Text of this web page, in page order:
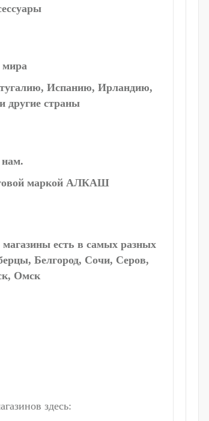
мира
Испанию, Ирландию,
другие страны
маркой АЛКАШ
есть в самых разных
Белгород, Сочи, Серов,
Омск
здесь: